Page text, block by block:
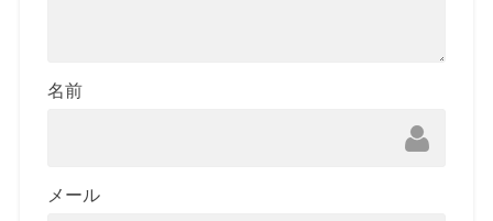
名前
メール